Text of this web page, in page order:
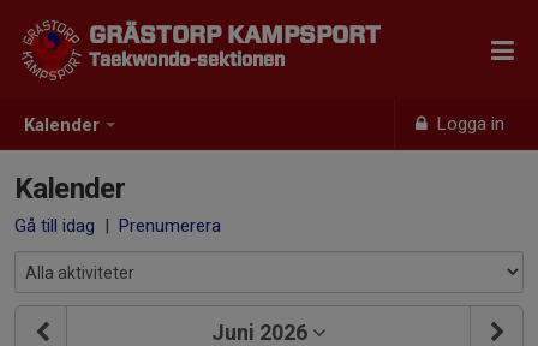
Kalender Logga in
GRÄSTORP KAMPSPORT
Taekwondo-sektionen
Kalender
Gå till idag | Prenumerera
Juni 2026